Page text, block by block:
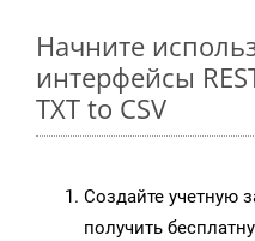
Начните
интерфейсы
TXT to CSV
Создайте учетную
получить